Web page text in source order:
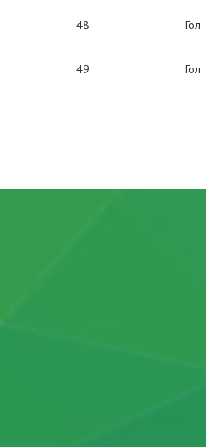
48 Гол
49 Гол